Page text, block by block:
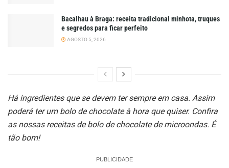
Bacalhau à Braga: receita tradicional minhota, truques
e segredos para ficar perfeito
AGOSTO 5, 2026
Há ingredientes que se devem ter sempre em casa. Assim
poderá ter um bolo de chocolate à hora que quiser. Confira
as nossas receitas de bolo de chocolate de microondas. É
tão bom!
PUBLICIDADE